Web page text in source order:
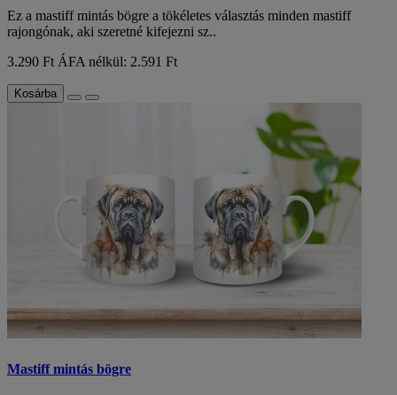
Ez a mastiff mintás bögre a tökéletes választás minden mastiff
rajongónak, aki szeretné kifejezni sz..
3.290 Ft ÁFA nélkül: 2.591 Ft
Kosárba
Mastiff mintás bögre